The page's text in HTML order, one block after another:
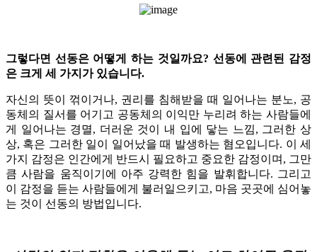
그렇다면 선동은 어떻게 하는 것일까요? 선동에 관련된 감정
은 크게 세 가지가 있습니다.
자신의 뜻이 꺾이거나, 권리를 침해받을 때 일어나는 분노, 공
동체의 질서를 어기고 공동체의 이익만 누리려 하는 사람들에
게 일어나는 경멸, 더러운 것이 내 입에 닿는 느낌, 그러한 상
상, 혹은 그러한 일이 일어났을 때 발생하는 혐오입니다. 이 세
가지 감정은 인간에게 반드시 필요하고 중요한 감정이며, 그만
큼 사람을 움직이기에 아주 강력한 힘을 발휘합니다. 그리고
이 감정을 듣는 사람들에게 불러일으키고, 마음 곳곳에 심어놓
는 것이 선동의 방법입니다.